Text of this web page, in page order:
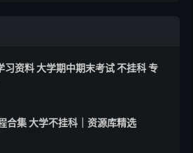
习资料 大学期中期末考试 不挂科 专
合集 大学不挂科｜资源库精选